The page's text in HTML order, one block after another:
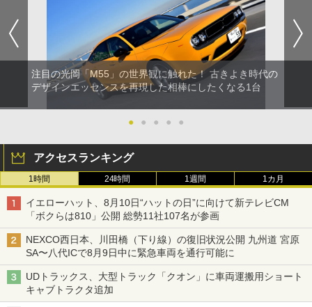
注目の光岡「M55」の世界観に触れた！ 古きよき時代の
デザインエッセンスを再現した相棒にしたくなる1台
● ● ● ● ●
アクセスランキング
1時間 24時間 1週間 1カ月
イエローハット、8月10日“ハットの日”に向けて新テレビCM
「ボクらは810」公開 総勢11社107名が参画
NEXCO西日本、川田橋（下り線）の復旧状況公開 九州道 宮原
SA〜八代ICで8月9日中に緊急車両を通行可能に
UDトラックス、大型トラック「クオン」に車両運搬用ショート
キャブトラクタ追加